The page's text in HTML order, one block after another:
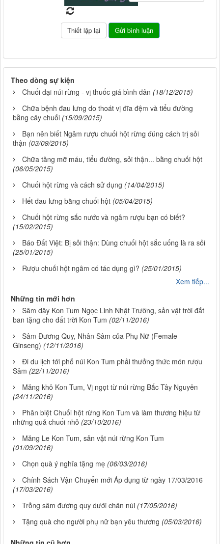
Theo dòng sự kiện
Chuối dại núi rừng - vị thuốc giá bình dân (18/12/2015)
Chữa bệnh đau lưng do thoát vị đĩa đệm và tiểu đường
bằng cây chuối (15/09/2015)
Bạn nên biết Ngâm rượu chuối hột rừng đúng cách trị sỏi
thận (03/09/2015)
Chữa tăng mỡ máu, tiểu đường, sỏi thận... bằng chuối hột
(06/05/2015)
Chuối hột rừng và cách sử dụng (14/04/2015)
Hết đau lưng bằng chuối hột (05/04/2015)
Chuối hột rừng sắc nước và ngâm rượu bạn có biết?
(15/02/2015)
Báo Đất Việt: Bị sỏi thận: Dùng chuối hột sắc uống là ra sỏi
(25/01/2015)
Rượu chuối hột ngâm có tác dụng gì? (25/01/2015)
Xem tiếp...
Những tin mới hơn
Sâm dây Kon Tum Ngọc Linh Nhật Trường, sản vật trời đất
ban tặng cho đất trời Kon Tum (02/11/2016)
Sâm Đương Quy, Nhân Sâm của Phụ Nữ (Female
Ginseng) (12/11/2016)
Đi du lịch tới phố núi Kon Tum phải thưởng thức món rượu
Sâm (22/11/2016)
Măng khô Kon Tum, Vị ngọt từ núi rừng Bắc Tây Nguyên
(24/11/2016)
Phân biệt Chuối hột rừng Kon Tum và làm thương hiệu từ
những quả chuối nhỏ (23/10/2016)
Măng Le Kon Tum, sản vật núi rừng Kon Tum
(01/09/2016)
Chọn quà ý nghĩa tặng mẹ (06/03/2016)
Chính Sách Vận Chuyển mới Áp dụng từ ngày 17/03/2016
(17/03/2016)
Trồng sâm đương quy dưới chân núi (17/05/2016)
Tặng quà cho người phụ nữ bạn yêu thương (05/03/2016)